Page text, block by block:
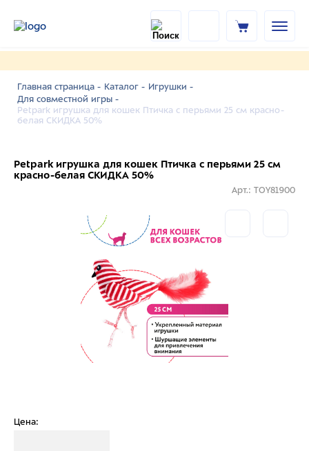
Главная страница - Каталог - Игрушки -
Для совместной игры -
Petpark игрушка для кошек Птичка с перьями 25 см красно-
белая СКИДКА 50%
Petpark игрушка для кошек Птичка с перьями 25 см
красно-белая СКИДКА 50%
Арт.: TOY81900
Цена: